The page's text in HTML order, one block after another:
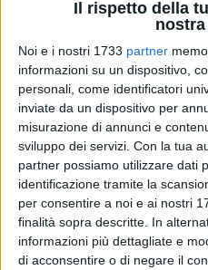
Il rispetto della
Noi e i nostri 1733 partner
informazioni su un dispositivo,
personali, come identificatori
inviate da un dispositivo per
misurazione di annunci e
sviluppo dei servizi. Con la tua
partner possiamo utilizzare dati
identificazione tramite la
per consentire a noi e ai nostri
finalità sopra descritte. In
informazioni più dettagliate e
di acconsentire o di negare il
CORATO - 17 GENNAIO
I "Sapori di
PUGLIA - 2 GENNAIO
Olio extra vergine
una nuova IGP
ITALIA - 15 DICEMBRE
Ottima annata
alle speculazioni.